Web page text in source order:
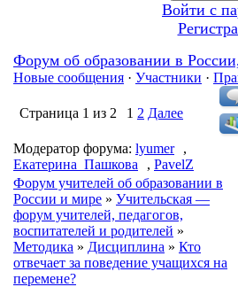
Войти с
Форум об образовании в
Новые сообщения · Участники ·
Страница 1 из 2 1 2 Далее
Модератор форума: lyumer
,
Екатерина_Пашкова
, PavelZ
Форум учителей об образовании в
России и мире » Учительская —
форум учителей, педагогов,
воспитателей и родителей »
Методика » Дисциплина » Кто
отвечает за поведение учащихся на
перемене?